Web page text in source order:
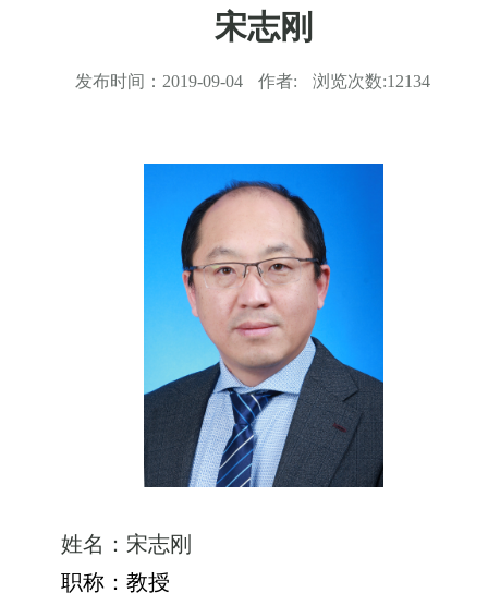
宋志刚
发布时间： 2019-09-04 作者: 浏览次数:12134
姓名：宋志刚
职称：教授